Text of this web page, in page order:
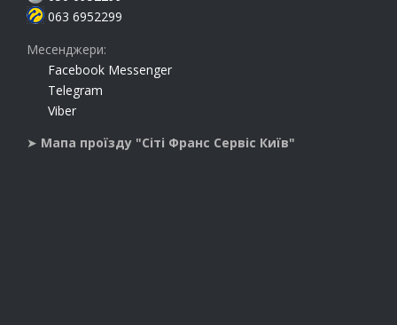
063 6952299
Месенджери:
Facebook Messenger
Telegram
Viber
➤ Мапа проїзду "Сіті Франс Сервіс Київ"